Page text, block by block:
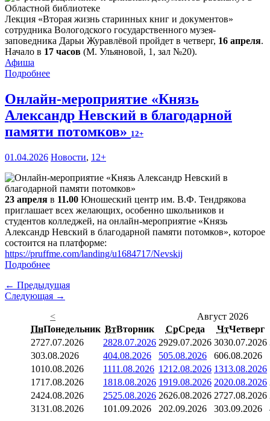
Лекция «Вторая жизнь старинных книг и документов»
сотрудника Вологодского государственного музея-
заповедника Дарьи Журавлёвой пройдет в четверг, 16 апреля.
Начало в 17 часов (М. Ульяновой, 1, зал №20).
Афиша
Подробнее
Онлайн-мероприятие «Князь
Александр Невский в благодарной
памяти потомков» 12+
01.04.2026 Новости, 12+
23 апреля в 11.00 Юношеский центр им. В.Ф. Тендрякова
приглашает всех желающих, особенно школьников и
студентов колледжей, на онлайн-мероприятие «Князь
Александр Невский в благодарной памяти потомков», которое
состоится на платформе:
https://pruffme.com/landing/u1684717/Nevskij
Подробнее
← Предыдущая
Следующая →
<
Август 2026
ПнПонедельник ВтВторник СрСреда ЧтЧетверг
2727.07.2026 2828.07.2026 2929.07.2026 3030.07.2026
303.08.2026 404.08.2026 505.08.2026 606.08.2026
1010.08.2026 1111.08.2026 1212.08.2026 1313.08.2026
1717.08.2026 1818.08.2026 1919.08.2026 2020.08.2026
2424.08.2026 2525.08.2026 2626.08.2026 2727.08.2026
3131.08.2026 101.09.2026 202.09.2026 303.09.2026